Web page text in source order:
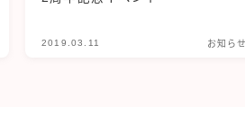
2019.03.11 お知らせ